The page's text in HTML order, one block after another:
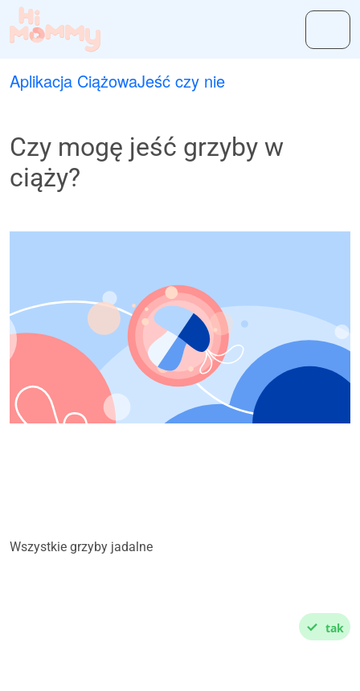
Aplikacja CiążowaJeść czy nie
Czy mogę jeść grzyby w
ciąży?
Wszystkie grzyby jadalne
tak